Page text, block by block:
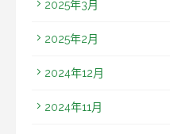
2025年3月
2025年2月
2024年12月
2024年11月